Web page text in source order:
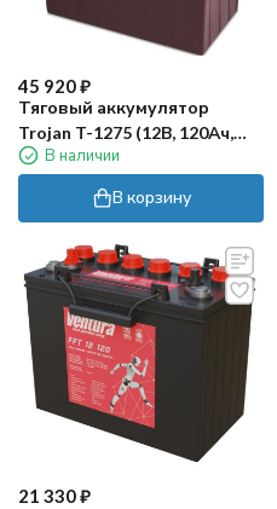
45 920₽
Тяговый аккумулятор
Trojan T-1275 (12В, 120Ач,
кислота)
В наличии
В корзину
21 330₽